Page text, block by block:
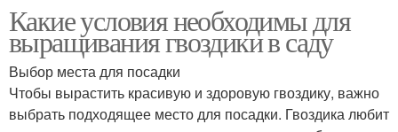
Какие условия необходимы для
выращивания гвоздики в саду
Выбор места для посадки
Чтобы вырастить красивую и здоровую гвоздику, важно
выбрать подходящее место для посадки. Гвоздика любит